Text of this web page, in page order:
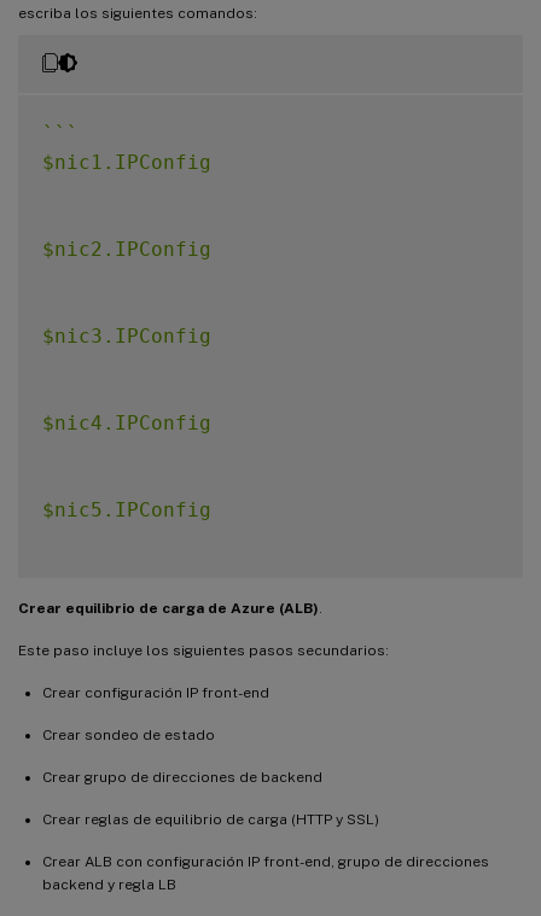
$vmConfig=Add-
$vmConfig=Add-
$vmConfig=Add-
$osDiskName=$vmName + "-" +
$vmConfig=Set-AzureRMVMOSDisk -VM
<!--NeedCopy--> ```
escriba los siguientes comandos:
` ` `
$nic1.IPConfig
$nic2.IPConfig
$nic3.IPConfig
$nic4.IPConfig
$nic5.IPConfig
Crear equilibrio de carga de Azure (ALB)
Este paso incluye los siguientes pasos secundarios:
Crear configuración IP front-end
Crear sondeo de estado
Crear grupo de direcciones de backend
Crear reglas de equilibrio de carga (HTTP y SSL)
Crear ALB con configuración IP front-end, grupo de direcciones
backend y regla LB